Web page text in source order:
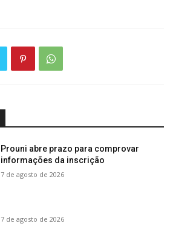
Prouni abre prazo para comprovar
informações da inscrição
7 de agosto de 2026
7 de agosto de 2026